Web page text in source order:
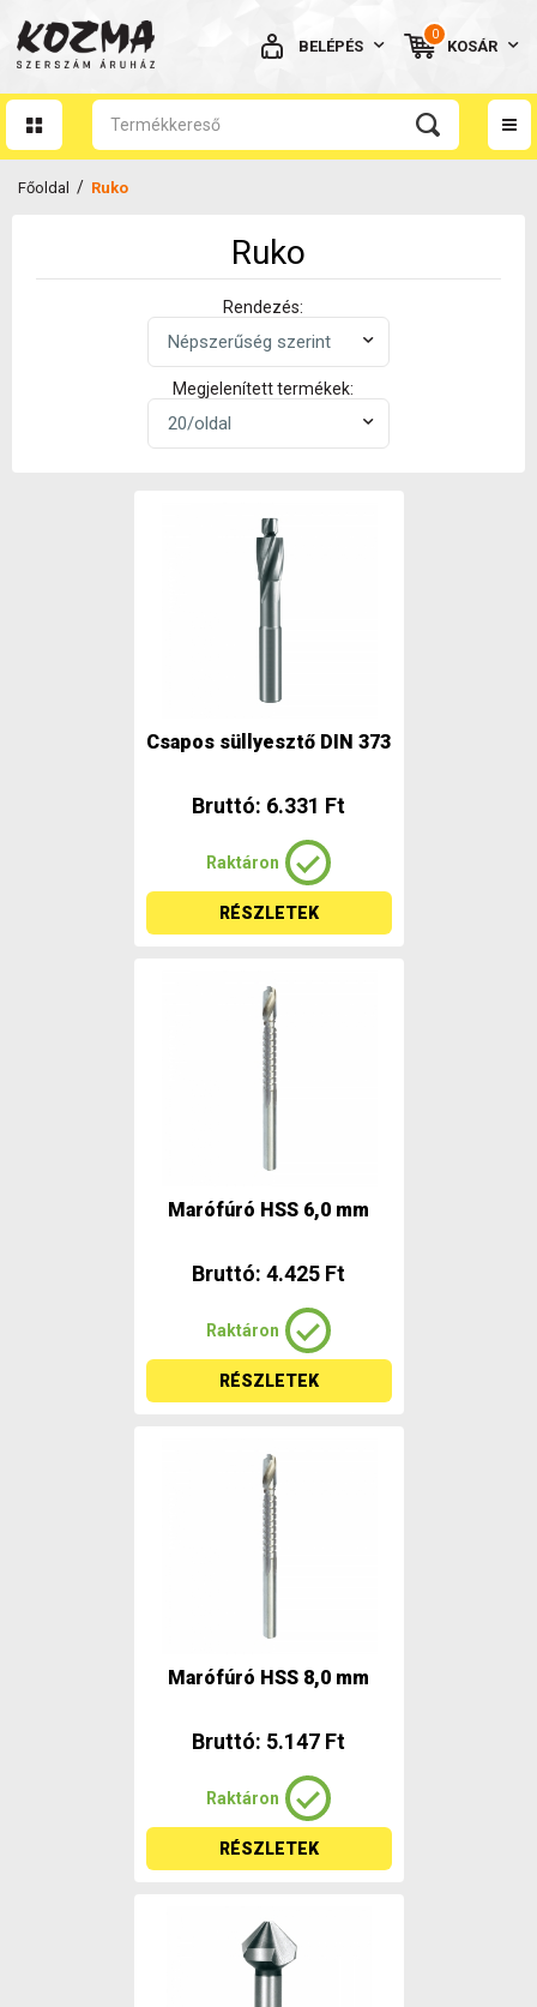
BELÉPÉS
BELÉPÉS
Elfelejtett jelszó
NINCS MÉG FIÓKOM
0
KOSÁR
Főoldal / Ruko
Ruko
Rendezés:
Megjelenített termékek:
Csapos süllyesztő DIN 373
Bruttó: 6.331 Ft
Raktáron
RÉSZLETEK
Marófúró HSS 6,0 mm
Bruttó: 4.425 Ft
Raktáron
RÉSZLETEK
Marófúró HSS 8,0 mm
Bruttó: 5.147 Ft
Raktáron
RÉSZLETEK